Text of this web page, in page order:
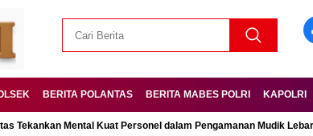
BERITA POLANTAS BERITA MABES POLRI KAPOLRI
Mental Kuat Personel dalam Pengamanan Mudik Lebaran